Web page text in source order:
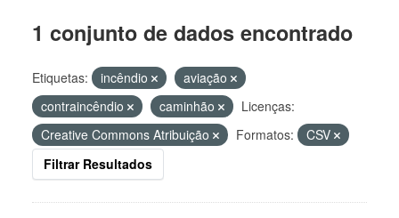
1 conjunto de dados encontrado
Etiquetas: incêndio
aviação
contraincêndio
caminhão
Licenças:
Creative Commons Atribuição
Formatos:
CSV
Filtrar Resultados